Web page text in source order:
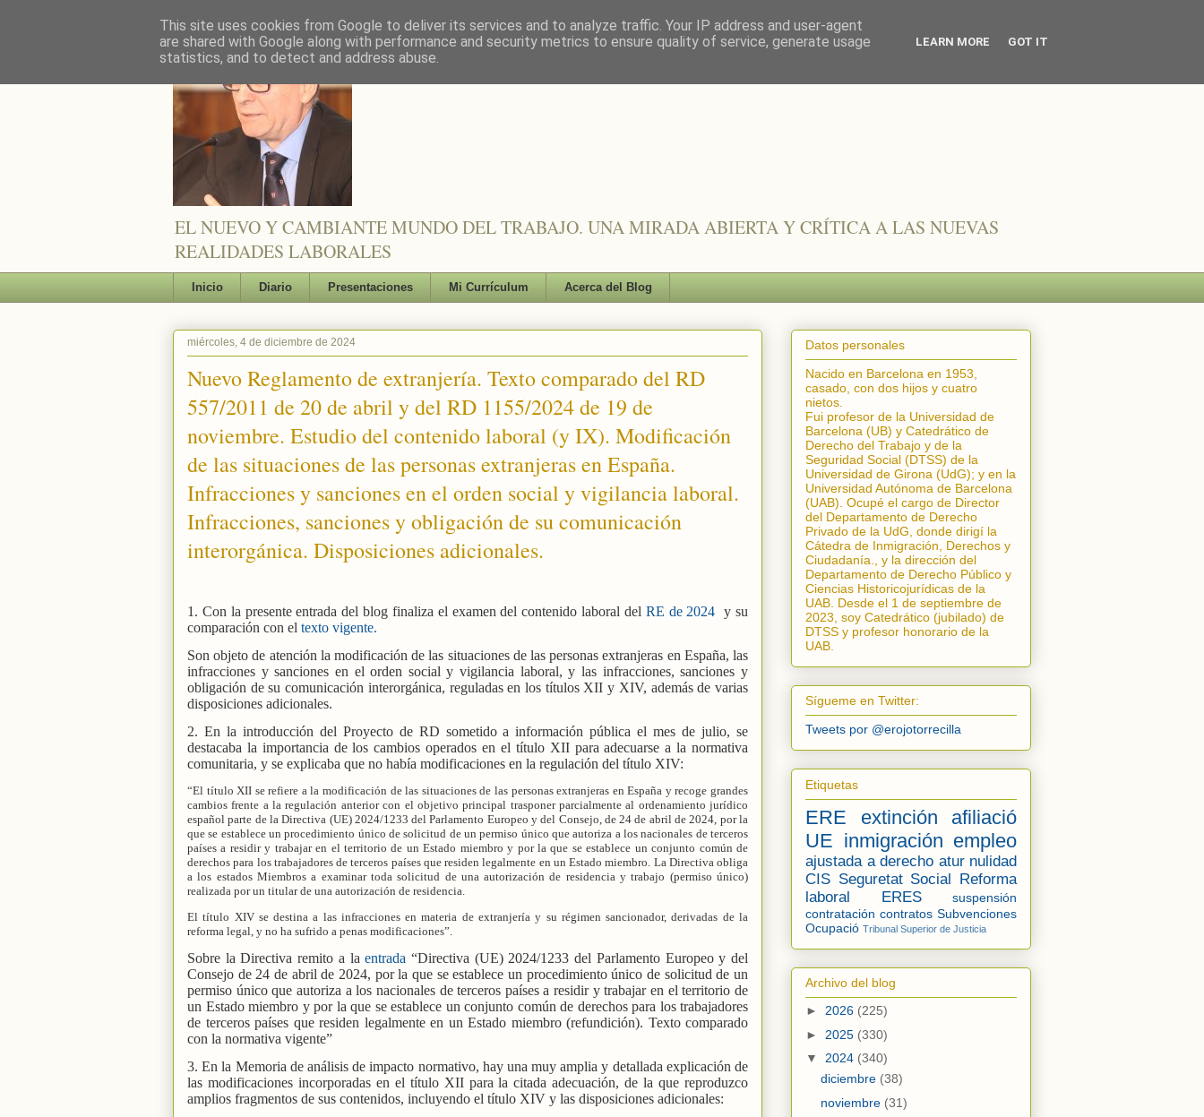
EL NUEVO Y CAMBIANTE MUNDO DEL TRABAJO. UNA MIRADA ABIERTA Y CRÍTICA A LAS NUEVAS
REALIDADES LABORALES
Inicio Diario Presentaciones Mi Currículum Acerca del Blog
miércoles, 4 de diciembre de 2024
Nuevo Reglamento de extranjería. Texto comparado del RD
557/2011 de 20 de abril y del RD 1155/2024 de 19 de
noviembre. Estudio del contenido laboral (y IX). Modificación
de las situaciones de las personas extranjeras en España.
Infracciones y sanciones en el orden social y vigilancia laboral.
Infracciones, sanciones y obligación de su comunicación
interorgánica. Disposiciones adicionales.
1. Con la presente entrada del blog finaliza el examen del contenido laboral del RE de 2024 y su
comparación con el texto vigente.
Son objeto de atención la modificación de las situaciones de las personas extranjeras en España, las
infracciones y sanciones en el orden social y vigilancia laboral, y las infracciones, sanciones y
obligación de su comunicación interorgánica, reguladas en los títulos XII y XIV, además de varias
disposiciones adicionales.
2. En la introducción del Proyecto de RD sometido a información pública el mes de julio, se
destacaba la importancia de los cambios operados en el título XII para adecuarse a la normativa
comunitaria, y se explicaba que no había modificaciones en la regulación del título XIV:
“El título XII se refiere a la modificación de las situaciones de las personas extranjeras en España y recoge grandes
cambios frente a la regulación anterior con el objetivo principal trasponer parcialmente al ordenamiento jurídico
español parte de la Directiva (UE) 2024/1233 del Parlamento Europeo y del Consejo, de 24 de abril de 2024, por la
que se establece un procedimiento único de solicitud de un permiso único que autoriza a los nacionales de terceros
países a residir y trabajar en el territorio de un Estado miembro y por la que se establece un conjunto común de
derechos para los trabajadores de terceros países que residen legalmente en un Estado miembro. La Directiva obliga
a los estados Miembros a examinar toda solicitud de una autorización de residencia y trabajo (permiso único)
realizada por un titular de una autorización de residencia.
El título XIV se destina a las infracciones en materia de extranjería y su régimen sancionador, derivadas de la
reforma legal, y no ha sufrido a penas modificaciones”.
Sobre la Directiva remito a la entrada “Directiva (UE) 2024/1233 del Parlamento Europeo y del
Consejo de 24 de abril de 2024, por la que se establece un procedimiento único de solicitud de un
permiso único que autoriza a los nacionales de terceros países a residir y trabajar en el territorio de
un Estado miembro y por la que se establece un conjunto común de derechos para los trabajadores
de terceros países que residen legalmente en un Estado miembro (refundición). Texto comparado
con la normativa vigente”
3. En la Memoria de análisis de impacto normativo, hay una muy amplia y detallada explicación de
las modificaciones incorporadas en el título XII para la citada adecuación, de la que reproduzco
amplios fragmentos de sus contenidos, incluyendo el título XIV y las disposiciones adicionales:
Datos personales
Nacido en Barcelona en 1953,
casado, con dos hijos y cuatro
nietos.
Fui profesor de la Universidad de
Barcelona (UB) y Catedrático de
Derecho del Trabajo y de la
Seguridad Social (DTSS) de la
Universidad de Girona (UdG); y en la
Universidad Autónoma de Barcelona
(UAB). Ocupé el cargo de Director
del Departamento de Derecho
Privado de la UdG, donde dirigí la
Cátedra de Inmigración, Derechos y
Ciudadanía.
, y la dirección del
Departamento de Derecho Público y
Ciencias Historicojurídicas de la
UAB. Desde el 1 de septiembre de
2023, soy Catedrático (jubilado) de
DTSS y profesor honorario de la
UAB.
Sígueme en Twitter:
Tweets por @erojotorrecilla
Etiquetas
ERE extinción
afiliació
UE inmigración empleo
ajustada a derecho atur nulidad
CIS Seguretat Social Reforma
laboral
ERES
suspensión
contratación contratos Subvenciones
Ocupació Tribunal Superior de Justicia
Archivo del blog
► 2026 (225)
► 2025 (330)
▼ 2024 (340)
diciembre (38)
noviembre (31)
This site uses cookies from Google to deliver its services and to analyze traffic. Your IP address and user-agent
are shared with Google along with performance and security metrics to ensure quality of service, generate usage
statistics, and to detect and address abuse.
LEARN MORE GOT IT